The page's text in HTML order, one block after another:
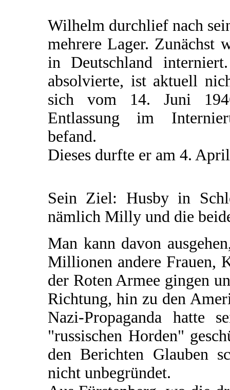
Wilhelm durchlief nach
mehrere Lager. Zunächst
in Deutschland
absolvierte, ist aktuell
sich vom 14. Juni
Entlassung im
befand.
Dieses durfte er am 4.
Sein Ziel: Husby in
nämlich Milly und die
Man kann davon
Millionen andere Frauen,
der Roten Armee gingen
Richtung, hin zu den
Nazi-Propaganda hatte
"russischen Horden"
den Berichten Glauben
nicht unbegründet.